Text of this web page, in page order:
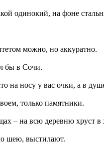
одинокий, на фоне
можно, но аккуратно.
бы в Сочи.
на носу у вас очки, а в
только памятники.
– на всю деревню хруст
шею, выстилают.